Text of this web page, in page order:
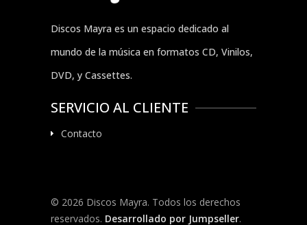
Discos Mayra es un espacio dedicado al
mundo de la música en formatos CD, Vinilos,
DVD, y Cassettes.
SERVICIO AL CLIENTE
Contacto
© 2026 Discos Mayra. Todos los derechos
reservados. Desarrollado por Jumpseller.